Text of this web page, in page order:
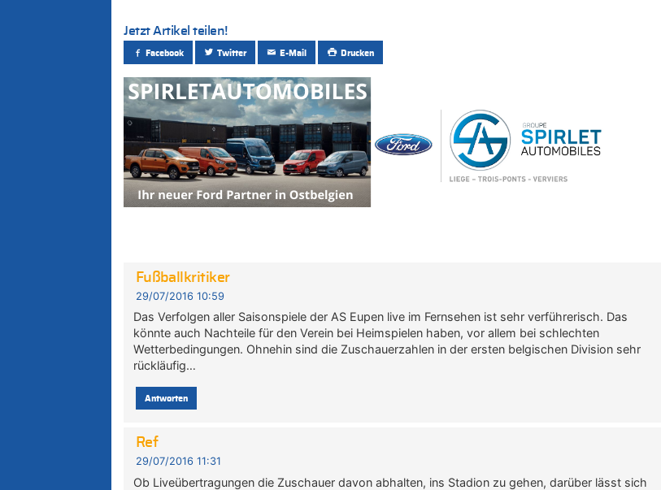
Jetzt Artikel teilen!
Facebook Twitter E-Mail Drucken
Fußballkritiker
29/07/2016 10:59
Das Verfolgen aller Saisonspiele der AS Eupen live im Fernsehen ist sehr verführerisch. Das
könnte auch Nachteile für den Verein bei Heimspielen haben, vor allem bei schlechten
Wetterbedingungen. Ohnehin sind die Zuschauerzahlen in der ersten belgischen Division sehr
rückläufig…
Antworten
Ref
29/07/2016 11:31
Ob Liveübertragungen die Zuschauer davon abhalten, ins Stadion zu gehen, darüber lässt sich